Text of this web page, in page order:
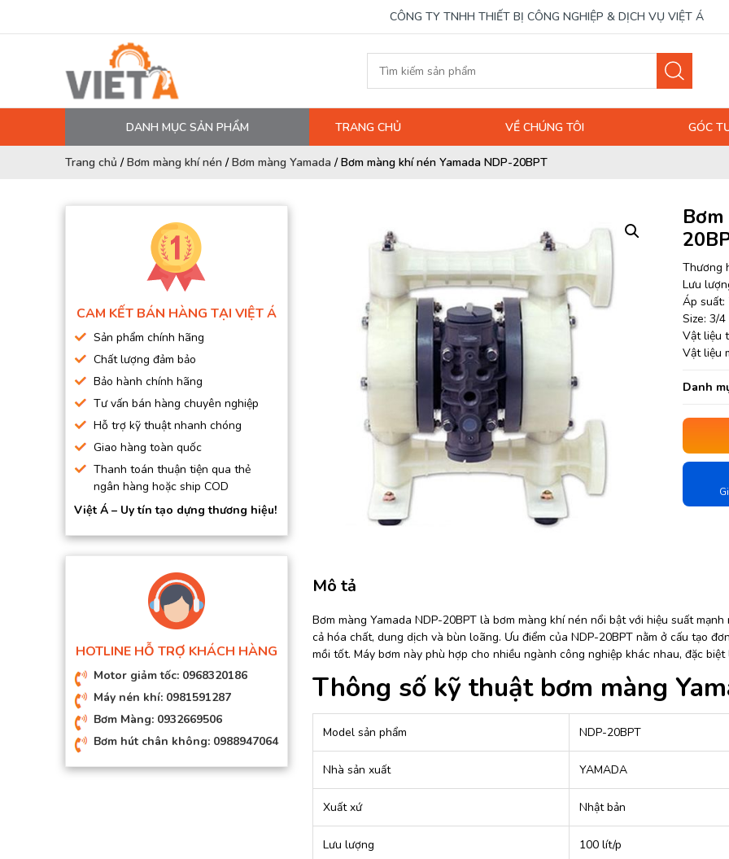
CÔNG TY TNHH THIẾT BỊ CÔNG NGHIỆP & DỊCH VỤ VIỆT Á
DANH MỤC SẢN PHẨM
MÁY NÉN KHÍ
DẦU MÁY NÉN KHÍ
DÂY HƠI, ỐNG HƠI
BƠM MÀNG KHÍ NÉN
BƠM HÚT CHÂN KHÔNG
BƠM ĐỊNH LƯỢNG
MOTOR, HỘP GIẢM TỐC
MÁY TẠO KHÍ NITO
TRANG CHỦ VỀ CHÚNG TÔI GÓC
Trang chủ /Bơm màng khí nén /Bơm màng Yamada /Bơm màng khí nén Yamada NDP-20BPT
CAM KẾT BÁN HÀNG TẠI VIỆT Á
Sản phẩm chính hãng
Chất lượng đảm bảo
Bảo hành chính hãng
Tư vấn bán hàng chuyên nghiệp
Hỗ trợ kỹ thuật nhanh chóng
Giao hàng toàn quốc
Thanh toán thuận tiện qua thẻ
ngân hàng hoặc ship COD
Việt Á – Uy tín tạo dựng thương hiệu!
HOTLINE HỖ TRỢ KHÁCH HÀNG
Motor giảm tốc: 0968320186
Máy nén khí: 0981591287
Bơm Màng: 0932669506
Bơm hút chân không: 0988947064
Thương
Lưu
Áp suất:
Size: 3/4
Vật liệu
Vật liệu
Danh
Mô tả
Bơm màng Yamada NDP-20BPT là bơm màng khí nén nổi bật với hiệu suất
cả hóa chất, dung dịch và bùn loãng. Ưu điểm của NDP-20BPT nằm ở cấu tạo
mồi tốt. Máy bơm này phù hợp cho nhiều ngành công nghiệp khác nhau, đặc
Thông số kỹ thuật bơm màng
Model sản phẩm NDP-20BPT
Nhà sản xuất YAMADA
Xuất xứ Nhật bản
Lưu lượng 100 lít/p